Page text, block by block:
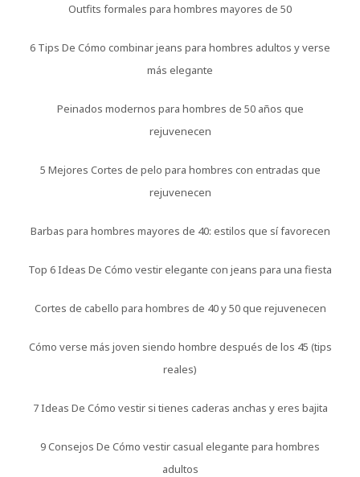
Outfits formales para hombres mayores de 50
6 Tips De Cómo combinar jeans para hombres adultos y verse
más elegante
Peinados modernos para hombres de 50 años que
rejuvenecen
5 Mejores Cortes de pelo para hombres con entradas que
rejuvenecen
Barbas para hombres mayores de 40: estilos que sí favorecen
Top 6 Ideas De Cómo vestir elegante con jeans para una fiesta
Cortes de cabello para hombres de 40 y 50 que rejuvenecen
Cómo verse más joven siendo hombre después de los 45 (tips
reales)
7 Ideas De Cómo vestir si tienes caderas anchas y eres bajita
9 Consejos De Cómo vestir casual elegante para hombres
adultos